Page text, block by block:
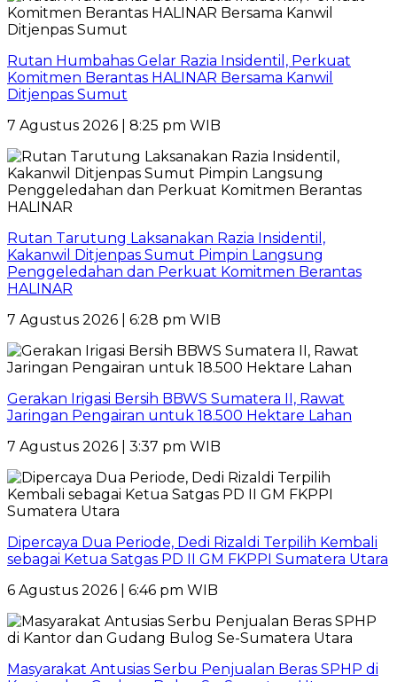
Rutan Humbahas Gelar Razia Insidentil, Perkuat
Komitmen Berantas HALINAR Bersama Kanwil
Ditjenpas Sumut
7 Agustus 2026 | 8:25 pm WIB
Rutan Tarutung Laksanakan Razia Insidentil,
Kakanwil Ditjenpas Sumut Pimpin Langsung
Penggeledahan dan Perkuat Komitmen Berantas
HALINAR
7 Agustus 2026 | 6:28 pm WIB
Gerakan Irigasi Bersih BBWS Sumatera II, Rawat
Jaringan Pengairan untuk 18.500 Hektare Lahan
7 Agustus 2026 | 3:37 pm WIB
Dipercaya Dua Periode, Dedi Rizaldi Terpilih Kembali
sebagai Ketua Satgas PD II GM FKPPI Sumatera Utara
6 Agustus 2026 | 6:46 pm WIB
Masyarakat Antusias Serbu Penjualan Beras SPHP di